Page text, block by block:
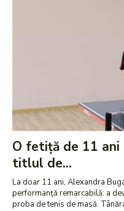
O fetiță de 11 ani
titlul de...
La doar 11 ani, Alexandra
performanță remarcabilă: a
proba de tenis de